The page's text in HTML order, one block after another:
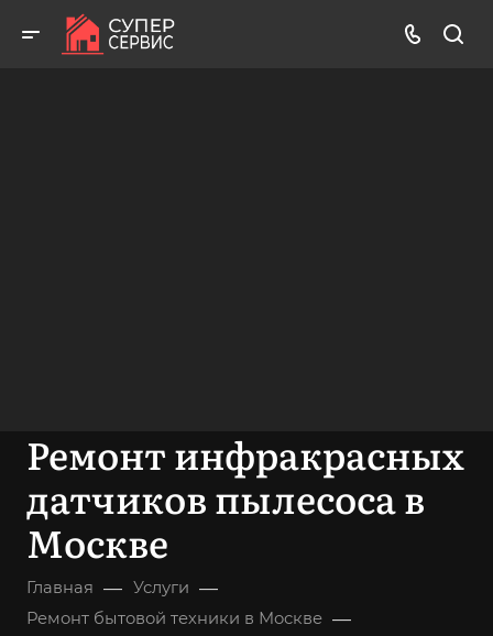
Ремонт инфракрасных
датчиков пылесоса в
Москве
Главная — Услуги —
Ремонт бытовой техники в Москве —